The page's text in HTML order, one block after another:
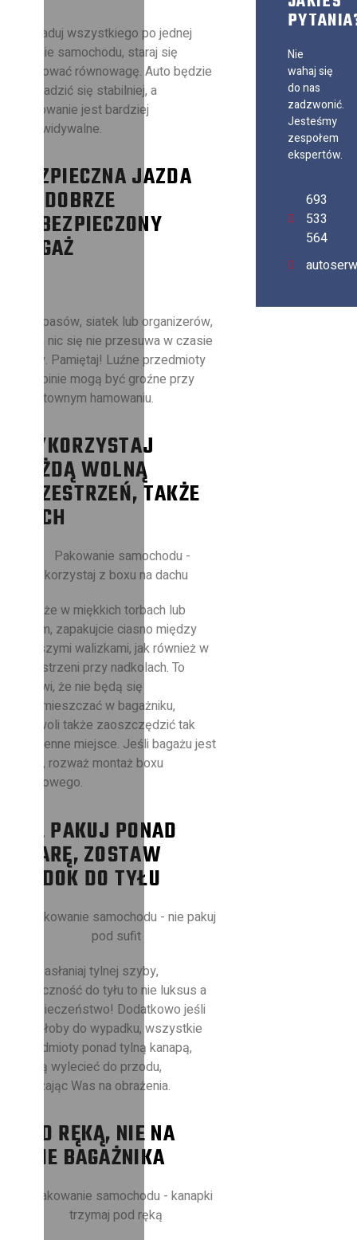
Nie ładuj wszystkiego po jednej
stronie samochodu, staraj się
zachować równowagę. Auto będzie
prowadzić się stabilniej, a
hamowanie jest bardziej
przewidywalne.
BEZPIECZNA JAZDA
TO DOBRZE
ZABEZPIECZONY
BAGAŻ
Użyj pasów, siatek lub organizerów,
niech nic się nie przesuwa w czasie
jazdy. Pamiętaj! Luźne przedmioty
w kabinie mogą być groźne przy
gwałtownym hamowaniu.
WYKORZYSTAJ
KAŻDĄ WOLNĄ
PRZESTRZEŃ, TAKŻE
DACH
Bagaże w miękkich torbach lub
luzem, zapakujcie ciasno między
cięższymi walizkami, jak również w
przestrzeni przy nadkolach. To
sprawi, że nie będą się
przemieszczać w bagażniku,
pozwoli także zaoszczędzić tak
bezcenne miejsce. Jeśli bagażu jest
dużo, rozważ montaż boxu
dachowego.
NIE PAKUJ PONAD
MIARĘ, ZOSTAW
WIDOK DO TYŁU
Nie zasłaniaj tylnej szyby,
widoczność do tyłu to nie luksus a
bezpieczeństwo! Dodatkowo jeśli
doszłoby do wypadku, wszystkie
przedmioty ponad tylną kanapą,
mogą wylecieć do przodu,
narażając Was na obrażenia.
POD RĘKĄ, NIE NA
DNIE BAGAŻNIKA
Nie
wahaj się
do nas
zadzwonić.
Jesteśmy
zespołem
ekspertów.
693
533
564